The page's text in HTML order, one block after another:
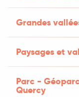
Grandes
Paysages et
Parc -
Quercy